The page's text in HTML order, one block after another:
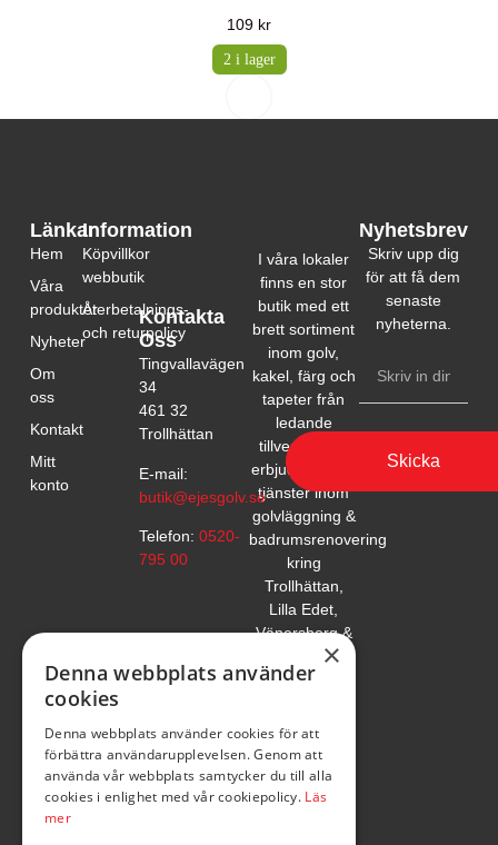
109 kr
2 i lager
I våra lokaler
finns en stor
butik med ett
brett sortiment
inom golv,
kakel, färg och
tapeter från
ledande
tillverkare. Vi
erbjuder också
tjänster inom
golvläggning &
badrumsrenovering
kring
Trollhättan,
Lilla Edet,
Vänersborg &
Uddevalla.
Information
Köpvillkor
webbutik
Återbetalnings-
och returpolicy
Länkar
Hem
Våra
produkter
Nyheter
Om
oss
Kontakt
Mitt
konto
Kontakta
Oss
Tingvallavägen
34
461 32
Trollhättan
E-mail:
butik@ejesgolv.se
Telefon: 0520-
795 00
Nyhetsbrev
Skriv upp dig
för att få dem
senaste
nyheterna.
Skicka
×
Denna webbplats använder
cookies
Denna webbplats använder cookies för att
förbättra användarupplevelsen. Genom att
använda vår webbplats samtycker du till alla
cookies i enlighet med vår cookiepolicy. Läs
mer